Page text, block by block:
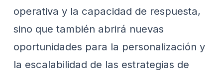
operativa y la capacidad de respuesta,
sino que también abrirá nuevas
oportunidades para la personalización y
la escalabilidad de las estrategias de